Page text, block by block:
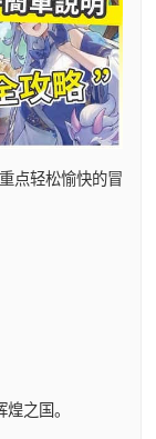
点轻松愉快的冒
之国。